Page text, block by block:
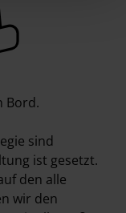
Bord.
sind
ist gesetzt.
den alle
wir den